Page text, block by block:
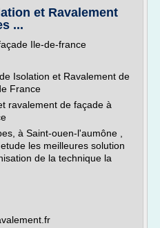
et Ravalement
...
Ile-de-france
Isolation et Ravalement de
France
ravalement de façade à
à Saint-ouen-l'aumône ,
les meilleures solution
de la technique la